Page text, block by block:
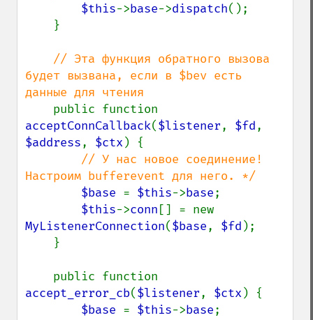
$this->base->dispatch();
// Эта функция обратного вызова
будет вызвана, если в $bev есть
данные для чтения
acceptConnCallback($listener, $fd
$address, $ctx ) {
// У нас новое соединение!
Настроим bufferevent для него. */
$base = $this->base;
$this->conn
MyListenerConnection($base, $fd );
accept_error_cb($listener, $ctx ) {
$base = $this->base;